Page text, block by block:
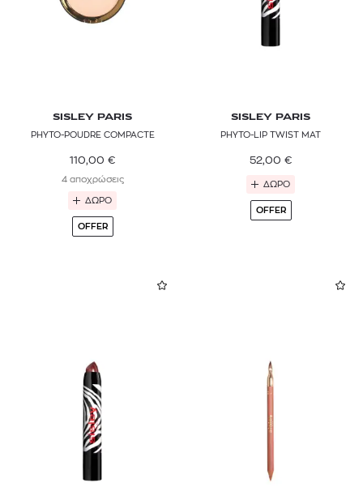
SISLEY PARIS
PHYTO-POUDRE COMPACTE
110,00 €
4 αποχρώσεις
ΔΩΡΟ
OFFER
SISLEY PARIS
PHYTO-LIP TWIST MAT
52,00 €
ΔΩΡΟ
OFFER